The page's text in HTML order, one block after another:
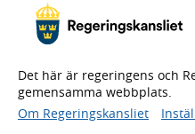
Det här är regeringens och
gemensamma webbplats.
Om Regeringskansliet